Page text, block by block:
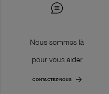
Nous sommes là
pour vous aider
CONTACTEZ-NOUS